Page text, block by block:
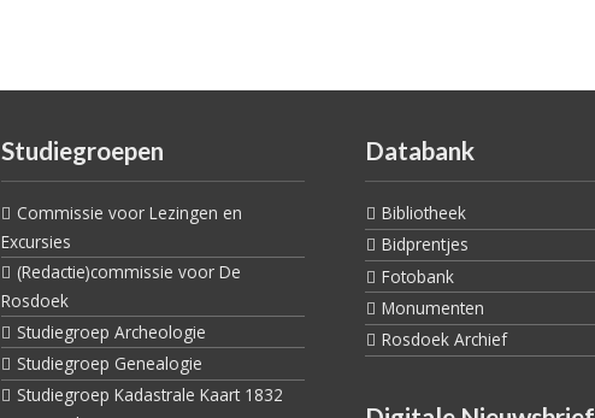
Studiegroepen
Commissie voor Lezingen en
Excursies
(Redactie)commissie voor De
Rosdoek
Studiegroep Archeologie
Studiegroep Genealogie
Studiegroep Kadastrale Kaart 1832
Databank
Bibliotheek
Bidprentjes
Fotobank
Monumenten
Rosdoek Archief